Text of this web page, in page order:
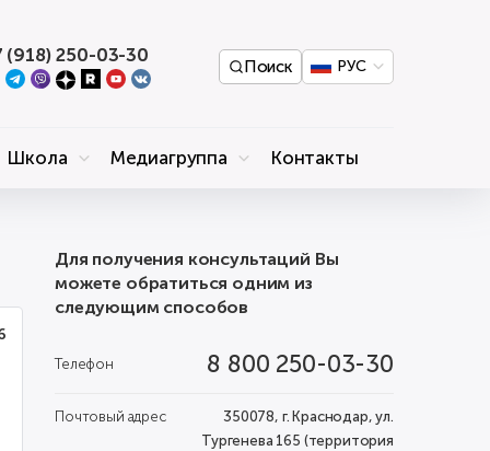
(918) 250-03-30
Поиск РУС
Школа Медиагруппа Контакты
Для получения консультаций Вы
можете обратиться одним из
следующим способов
Телефон 8 800 250-03-30
Почтовый адрес
350078, г. Краснодар, ул.
Тургенева 165 (территория